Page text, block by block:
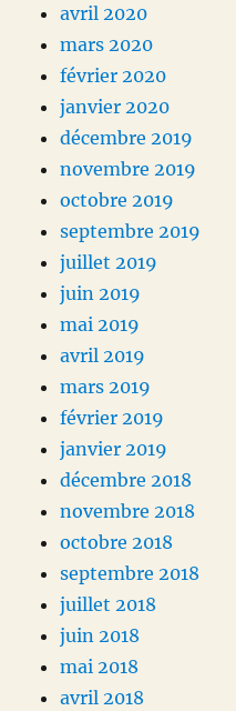
avril 2020
mars 2020
février 2020
janvier 2020
décembre 2019
novembre 2019
octobre 2019
septembre 2019
juillet 2019
juin 2019
mai 2019
avril 2019
mars 2019
février 2019
janvier 2019
décembre 2018
novembre 2018
octobre 2018
septembre 2018
juillet 2018
juin 2018
mai 2018
avril 2018